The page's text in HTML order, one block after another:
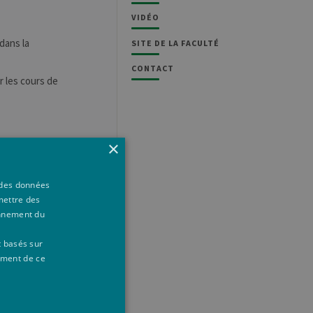
VIDÉO
SITE DE LA FACULTÉ
CONTACT
la
les cours de
×
données
des
du
sur
de ce